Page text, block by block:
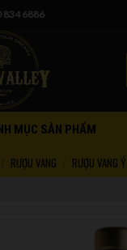
834 6886
MỤC SẢN PHẨM
RƯỢU VANG RƯỢU VANG Ý